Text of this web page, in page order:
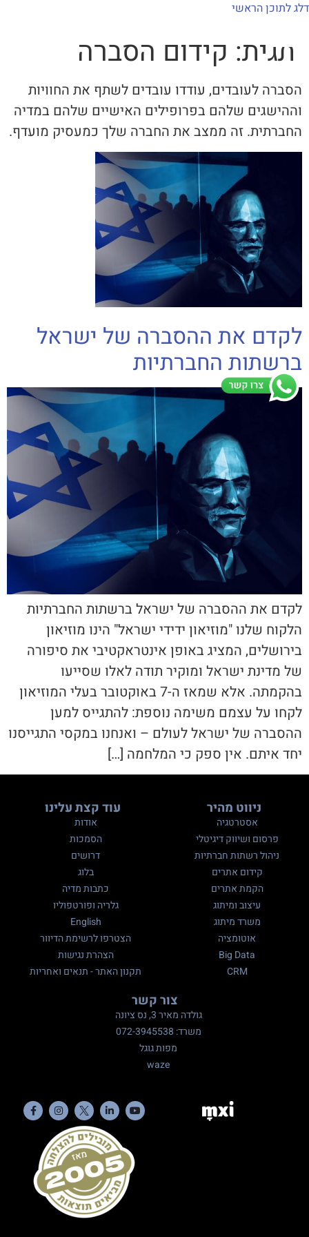
לתוכן
דלג לתוכן הראשי
תגית: קידום הסברה
הסברה לעובדים, עודדו עובדים לשתף את החוויות
וההישגים שלהם בפרופילים האישיים שלהם במדיה
החברתית. זה ממצב את החברה שלך כמעסיק מועדף.
לקדם את ההסברה של ישראל
ברשתות החברתיות
לקדם את ההסברה של ישראל ברשתות החברתיות
הלקוח שלנו "מוזיאון ידידי ישראל" הינו מוזיאון
בירושלים, המציג באופן אינטראקטיבי את סיפורה
של מדינת ישראל ומוקיר תודה לאלו שסייעו
בהקמתה. אלא שמאז ה-7 באוקטובר בעלי המוזיאון
לקחו על עצמם משימה נוספת: להתגייס למען
ההסברה של ישראל לעולם – ואנחנו במקסי התגייסנו
יחד איתם. אין ספק כי המלחמה […]
ניווט מהיר
אסטרטגיה
פרסום ושיווק דיגיטלי
ניהול רשתות חברתיות
קידום אתרים
הקמת אתרים
עיצוב ומיתוג
משרד מיתוג
אוטומציה
Big Data
CRM
עוד קצת עלינו
אודות
הסמכות
דרושים
בלוג
כתבות מדיה
גלריה ופורטפוליו
English
הצטרפו לרשימת הדיוור
הצהרת נגישות
תקנון האתר - תנאים ואחריות
צור קשר
גולדה מאיר 3, נס ציונה
משרד: 072-3945538
מפות גוגל
waze